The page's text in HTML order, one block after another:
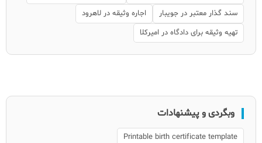
سند گذار معتبر در جویبار
اجاره وثیقه در لاهرود
تهیه وثیقه برای دادگاه در امیرکلا
وبگردی و پیشنهادات
Printable birth certificate template